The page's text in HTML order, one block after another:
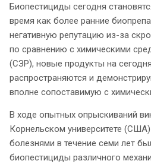
Биопестициды сегодня
время как более ранние
негативную репутацию из-за
по сравнению с химическими
(СЗР), новые продукты на
распространяются и
вполне сопоставимую с
В ходе опытных опрыскиваний
Корнельском университете
болезнями в течение семи лет
биопестициды различного